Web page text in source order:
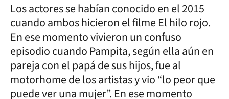
Los actores se habían conocido en el 2015
cuando ambos hicieron el filme El hilo rojo.
En ese momento vivieron un confuso
episodio cuando Pampita, según ella aún en
pareja con el papá de sus hijos, fue al
motorhome de los artistas y vio “lo peor que
puede ver una mujer”. En ese momento